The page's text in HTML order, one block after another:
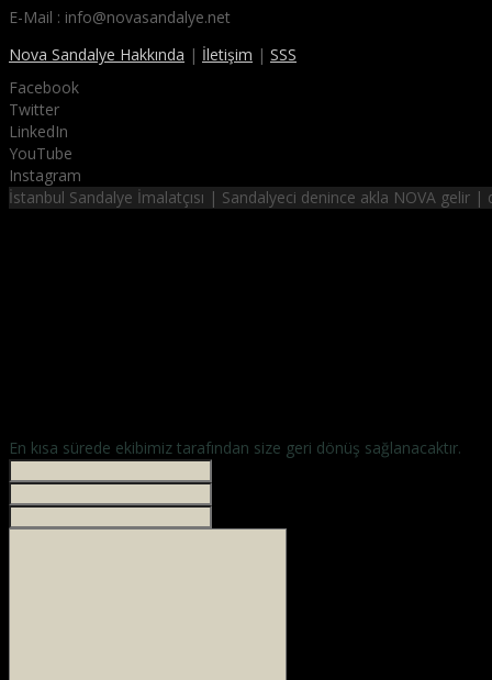
E-Mail : info@novasandalye.net
Nova Sandalye Hakkında | İletişim | SSS
Facebook
Twitter
LinkedIn
YouTube
Instagram
İstanbul Sandalye İmalatçısı | Sandalyeci denince akla NOVA gelir
En kısa sürede ekibimiz tarafından size geri dönüş sağlanacaktır.